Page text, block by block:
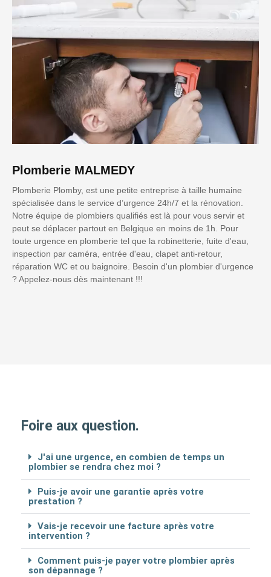
Plomberie MALMEDY
Plomberie Plomby, est une petite entreprise à taille humaine
spécialisée dans le service d’urgence 24h/7 et la rénovation.
Notre équipe de plombiers qualifiés est là pour vous servir et
peut se déplacer partout en Belgique en moins de 1h. Pour
toute urgence en plomberie tel que la robinetterie, fuite d'eau,
inspection par caméra, entrée d'eau, clapet anti-retour,
réparation WC et ou baignoire. Besoin d'un plombier d'urgence
? Appelez-nous dès maintenant !!!
Foire aux question.
J'ai une urgence, en combien de temps un
plombier se rendra chez moi ?
Puis-je avoir une garantie après votre
prestation ?
Vais-je recevoir une facture après votre
intervention ?
Comment puis-je payer votre plombier après
son dépannage ?